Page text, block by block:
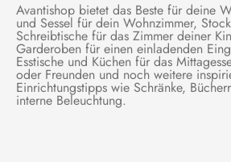
Avantishop bietet das Beste für deine
und Sessel für dein Wohnzimmer,
Schreibtische für das Zimmer deiner
Garderoben für einen einladenden
Esstische und Küchen für das
oder Freunden und noch weitere
Einrichtungstipps wie Schränke,
interne Beleuchtung.